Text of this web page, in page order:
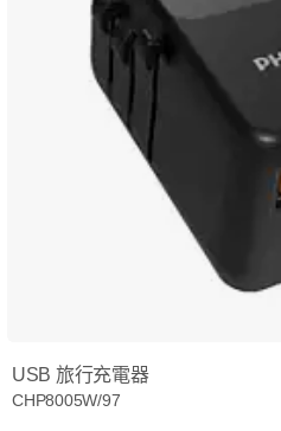
USB 旅行充電器
CHP8005W/97